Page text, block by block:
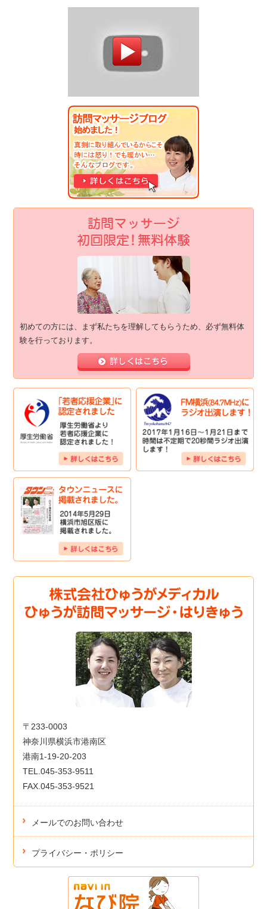
初めての方には、まず私たちを理解してもらうため、必ず無料体
験を行っております。
〒233-0003
神奈川県横浜市港南区
港南1-19-20-203
TEL.045-353-9511
FAX.045-353-9521
メールでのお問い合わせ
プライバシー・ポリシー